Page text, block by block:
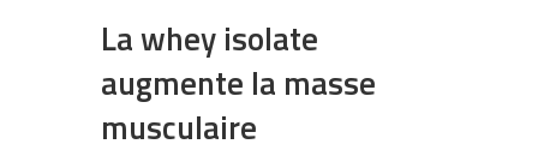
La whey isolate
augmente la masse
musculaire